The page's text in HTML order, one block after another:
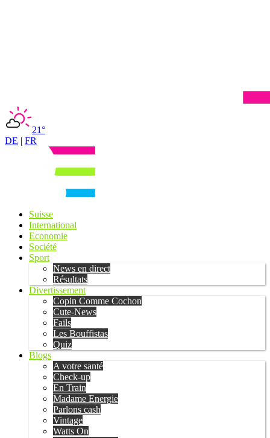
21°
DE | FR
Suisse
International
Economie
Société
Sport
News en direct
Résultats
Divertissement
Copin Comme Cochon
Cute-News
Fails
Les Bouffistas
Quiz
Blogs
A votre santé
Check-up
En Train
Madame Energie
Parlons cash
Vintage
Watts On